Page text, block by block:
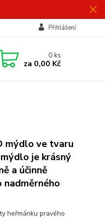
Přihlášení
0ks
za 0,00 Kč
mýdlo ve tvaru
je krásný
a účinně
heřmánku pravého